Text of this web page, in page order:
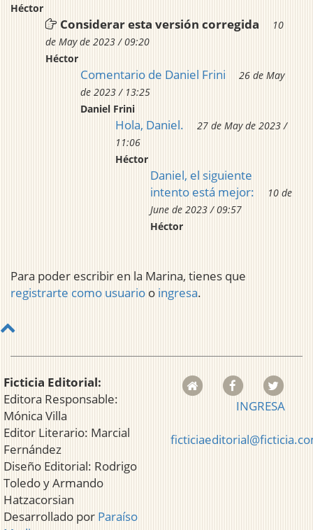
Héctor
Considerar esta versión corregida
10
de May de 2023 / 09:20
Héctor
Comentario de Daniel Frini
26 de May
de 2023 / 13:25
Daniel Frini
Hola, Daniel.
27 de May de 2023 /
11:06
Héctor
Daniel, el siguiente
intento está mejor:
10 de
June de 2023 / 09:57
Héctor
Para poder escribir en la Marina, tienes que
registrarte como usuario o ingresa.
Ficticia Editorial:
Editora Responsable:
Mónica Villa
Editor Literario: Marcial
Fernández
Diseño Editorial: Rodrigo
Toledo y Armando
Hatzacorsian
Desarrollado por Paraíso
INGRESA